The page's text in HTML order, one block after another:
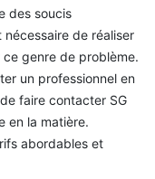
des soucis
de réaliser
genre de problème.
un professionnel en
faire contacter SG
en la matière.
abordables et